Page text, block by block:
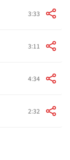
3:33
3:11
4:34
2:32